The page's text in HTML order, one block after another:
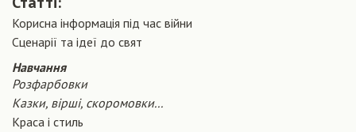
Корисна інформація під час війни
Сценарiї та iдеї до свят
Навчання
Розфарбовки
Казки, вірші, скоромовки...
Краса і стиль